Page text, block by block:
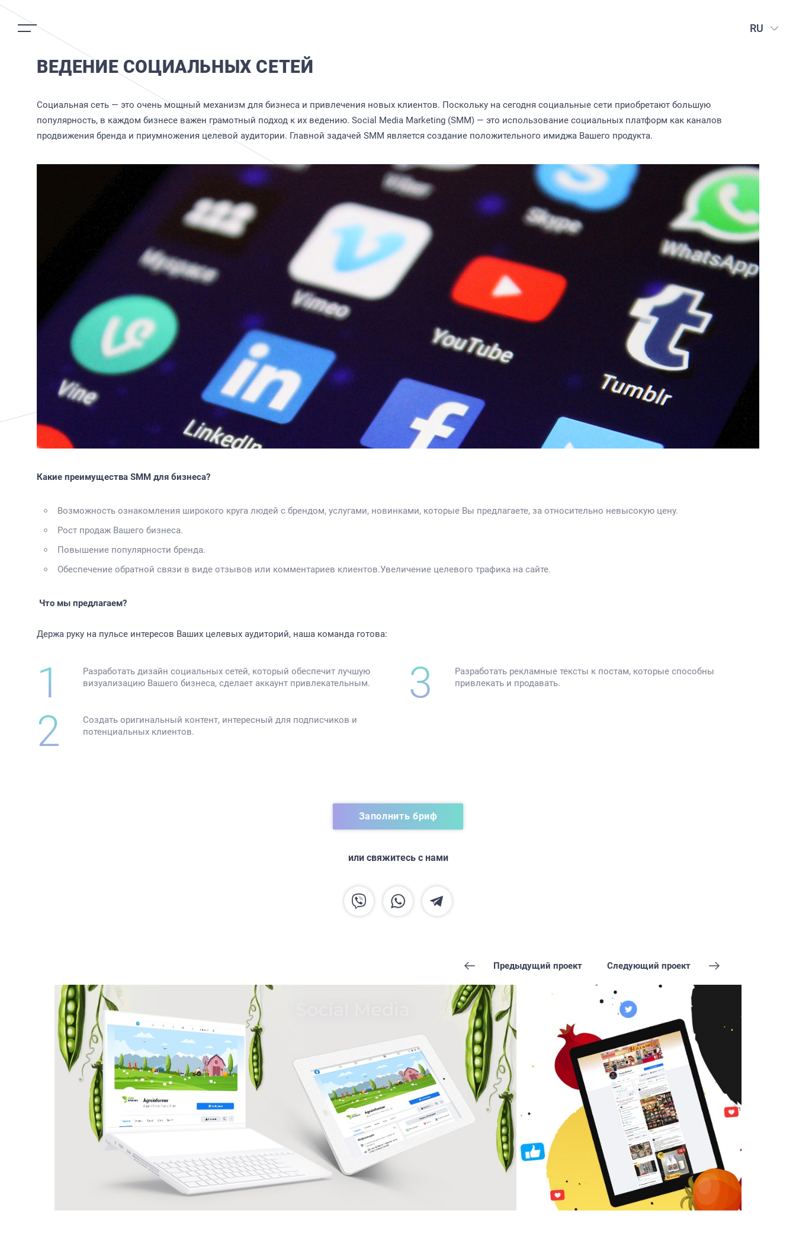
RU
ВЕДЕНИЕ СОЦИАЛЬНЫХ СЕТЕЙ
Социальная сеть — это очень мощный механизм для бизнеса и привлечения новых клиентов. Поскольку на сегодня социальные сети приобретают большую
популярность, в каждом бизнесе важен грамотный подход к их ведению. Social Media Marketing (SMM) — это использование социальных платформ как каналов
продвижения бренда и приумножения целевой аудитории. Главной задачей SMM является создание положительного имиджа Вашего продукта.
Какие преимущества SMM для бизнеса?
Возможность ознакомления широкого круга людей с брендом, услугами, новинками, которые Вы предлагаете, за относительно невысокую цену.
Рост продаж Вашего бизнеса.
Повышение популярности бренда.
Обеспечение обратной связи в виде отзывов или комментариев клиентов.Увеличение целевого трафика на сайте.
Что мы предлагаем?
Держа руку на пульсе интересов Ваших целевых аудиторий, наша команда готова:
Разработать дизайн социальных сетей, который обеспечит лучшую
визуализацию Вашего бизнеса, сделает аккаунт привлекательным.
Создать оригинальный контент, интересный для подписчиков и
потенциальных клиентов.
Разработать рекламные тексты к постам, которые способны
привлекать и продавать.
Заполнить бриф
или свяжитесь с нами
Предыдущий проект Следующий проект
КАРЬЕРА